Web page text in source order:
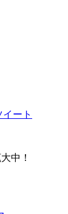
イート
中！